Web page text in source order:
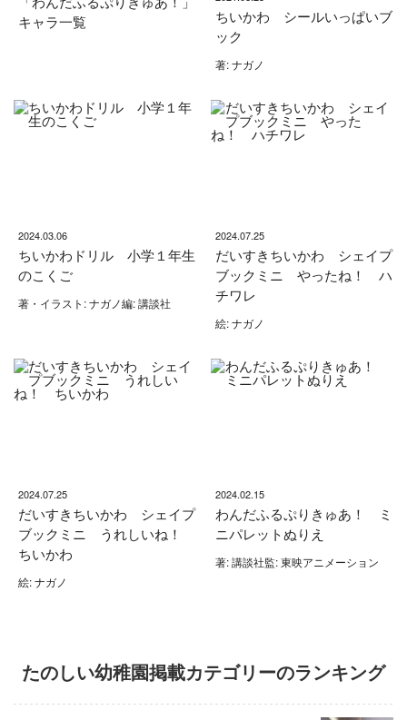
キャラ一覧
ちいかわ シールいっぱいブ
ック
著: ナガノ
2024.03.06
ちいかわドリル 小学１年生
のこくご
著・イラスト: ナガノ編: 講談社
2024.07.25
だいすきちいかわ シェイプ
ブックミニ やったね！ ハ
チワレ
絵: ナガノ
2024.07.25
だいすきちいかわ シェイプ
ブックミニ うれしいね！
ちいかわ
絵: ナガノ
2024.02.15
わんだふるぷりきゅあ！ ミ
ニパレットぬりえ
著: 講談社監: 東映アニメーション
たのしい幼稚園掲載カテゴリーのランキング